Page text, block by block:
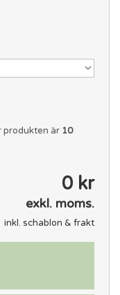
produkten är 10
0 kr
exkl. moms.
inkl. schablon & frakt